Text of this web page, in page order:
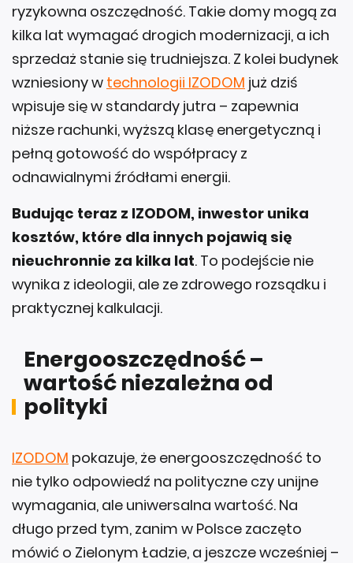
ryzykowna oszczędność. Takie domy mogą za
kilka lat wymagać drogich modernizacji, a ich
sprzedaż stanie się trudniejsza. Z kolei budynek
wzniesiony w technologii IZODOM już dziś
wpisuje się w standardy jutra – zapewnia
niższe rachunki, wyższą klasę energetyczną i
pełną gotowość do współpracy z
odnawialnymi źródłami energii.
Budując teraz z IZODOM, inwestor unika
kosztów, które dla innych pojawią się
nieuchronnie za kilka lat. To podejście nie
wynika z ideologii, ale ze zdrowego rozsądku i
praktycznej kalkulacji.
Energooszczędność –
wartość niezależna od
polityki
IZODOM pokazuje, że energooszczędność to
nie tylko odpowiedź na polityczne czy unijne
wymagania, ale uniwersalna wartość. Na
długo przed tym, zanim w Polsce zaczęto
mówić o Zielonym Ładzie, a jeszcze wcześniej –